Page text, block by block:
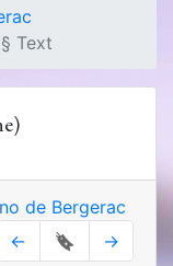
§ Text
de Bergerac
←
🔖 →